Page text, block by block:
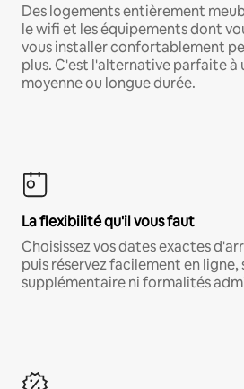
Des logements entièrement
le wifi et les équipements dont
vous installer confortablement
plus. C'est l'alternative parfaite à
moyenne ou longue durée.
La flexibilité qu'il vous faut
Choisissez vos dates exactes
puis réservez facilement en ligne,
supplémentaire ni formalités